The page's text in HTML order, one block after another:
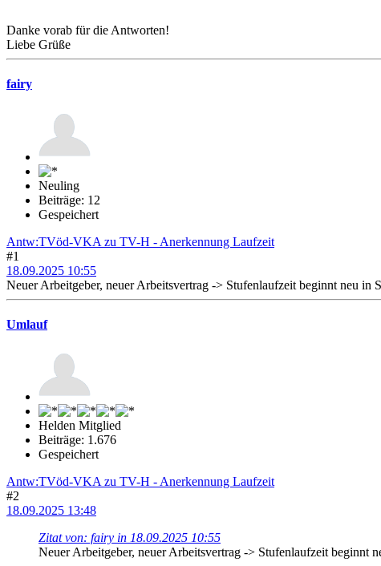
Danke vorab für die Antworten!
Liebe Grüße
fairy
Neuling
Beiträge: 12
Gespeichert
Antw:TVöd-VKA zu TV-H - Anerkennung Laufzeit
#1
18.09.2025 10:55
Neuer Arbeitgeber, neuer Arbeitsvertrag -> Stufenlaufzeit beginnt neu in
Umlauf
Helden Mitglied
Beiträge: 1.676
Gespeichert
Antw:TVöd-VKA zu TV-H - Anerkennung Laufzeit
#2
18.09.2025 13:48
Zitat von: fairy in 18.09.2025 10:55
Neuer Arbeitgeber, neuer Arbeitsvertrag -> Stufenlaufzeit beginnt